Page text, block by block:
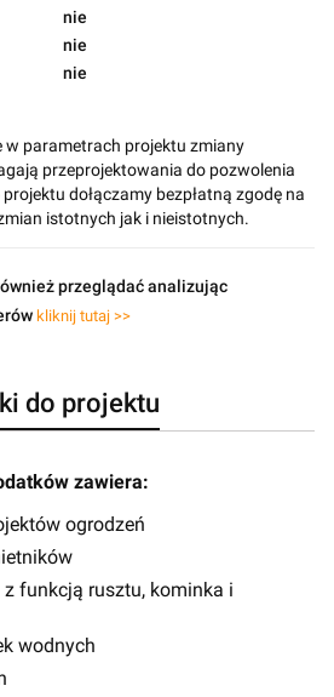
nie
nie
nie
w parametrach projektu zmiany
przeprojektowania do pozwolenia
dołączamy bezpłatną zgodę na
istotnych jak i nieistotnych.
przeglądać analizując
kliknij tutaj >>
do projektu
zawiera:
ogrodzeń
funkcją rusztu, kominka i
wodnych